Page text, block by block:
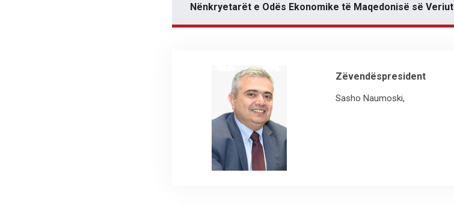
Nënkryetarët e Odës Ekonomike të Maqedonisë së Veriut
Zëvendëspresident
Sasho Naumoski,